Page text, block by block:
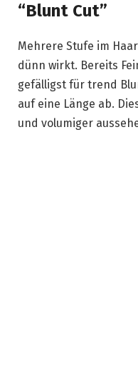
“Blunt Cut”
Mehrere Stufe im
dünn wirkt. Bereits
gefälligst für trend
auf eine Länge ab.
und volumiger